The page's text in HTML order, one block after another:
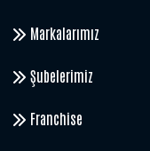
Markalarımız
Şubelerimiz
Franchise